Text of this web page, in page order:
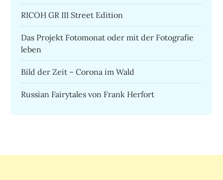
RICOH GR III Street Edition
Das Projekt Fotomonat oder mit der Fotografie
leben
Bild der Zeit – Corona im Wald
Russian Fairytales von Frank Herfort